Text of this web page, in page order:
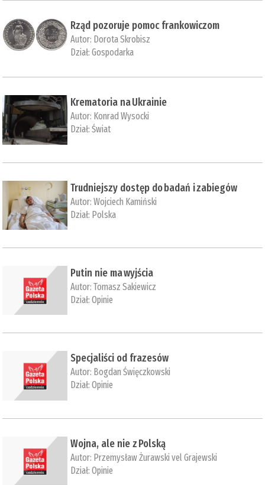
Rząd pozoruje pomoc frankowiczom
Autor: Dorota Skrobisz
Dział:Gospodarka
Krematoria na Ukrainie
Autor: Konrad Wysocki
Dział:Świat
Trudniejszy dostęp do badań i zabiegów
Autor:Wojciech Kamiński
Dział: Polska
Putin nie ma wyjścia
Autor:Tomasz Sakiewicz
Dział:Opinie
Specjaliści od frazesów
Autor: Bogdan Święczkowski
Dział:Opinie
Wojna, ale nie z Polską
Autor: Przemysław Żurawski vel Grajewski
Dział:Opinie